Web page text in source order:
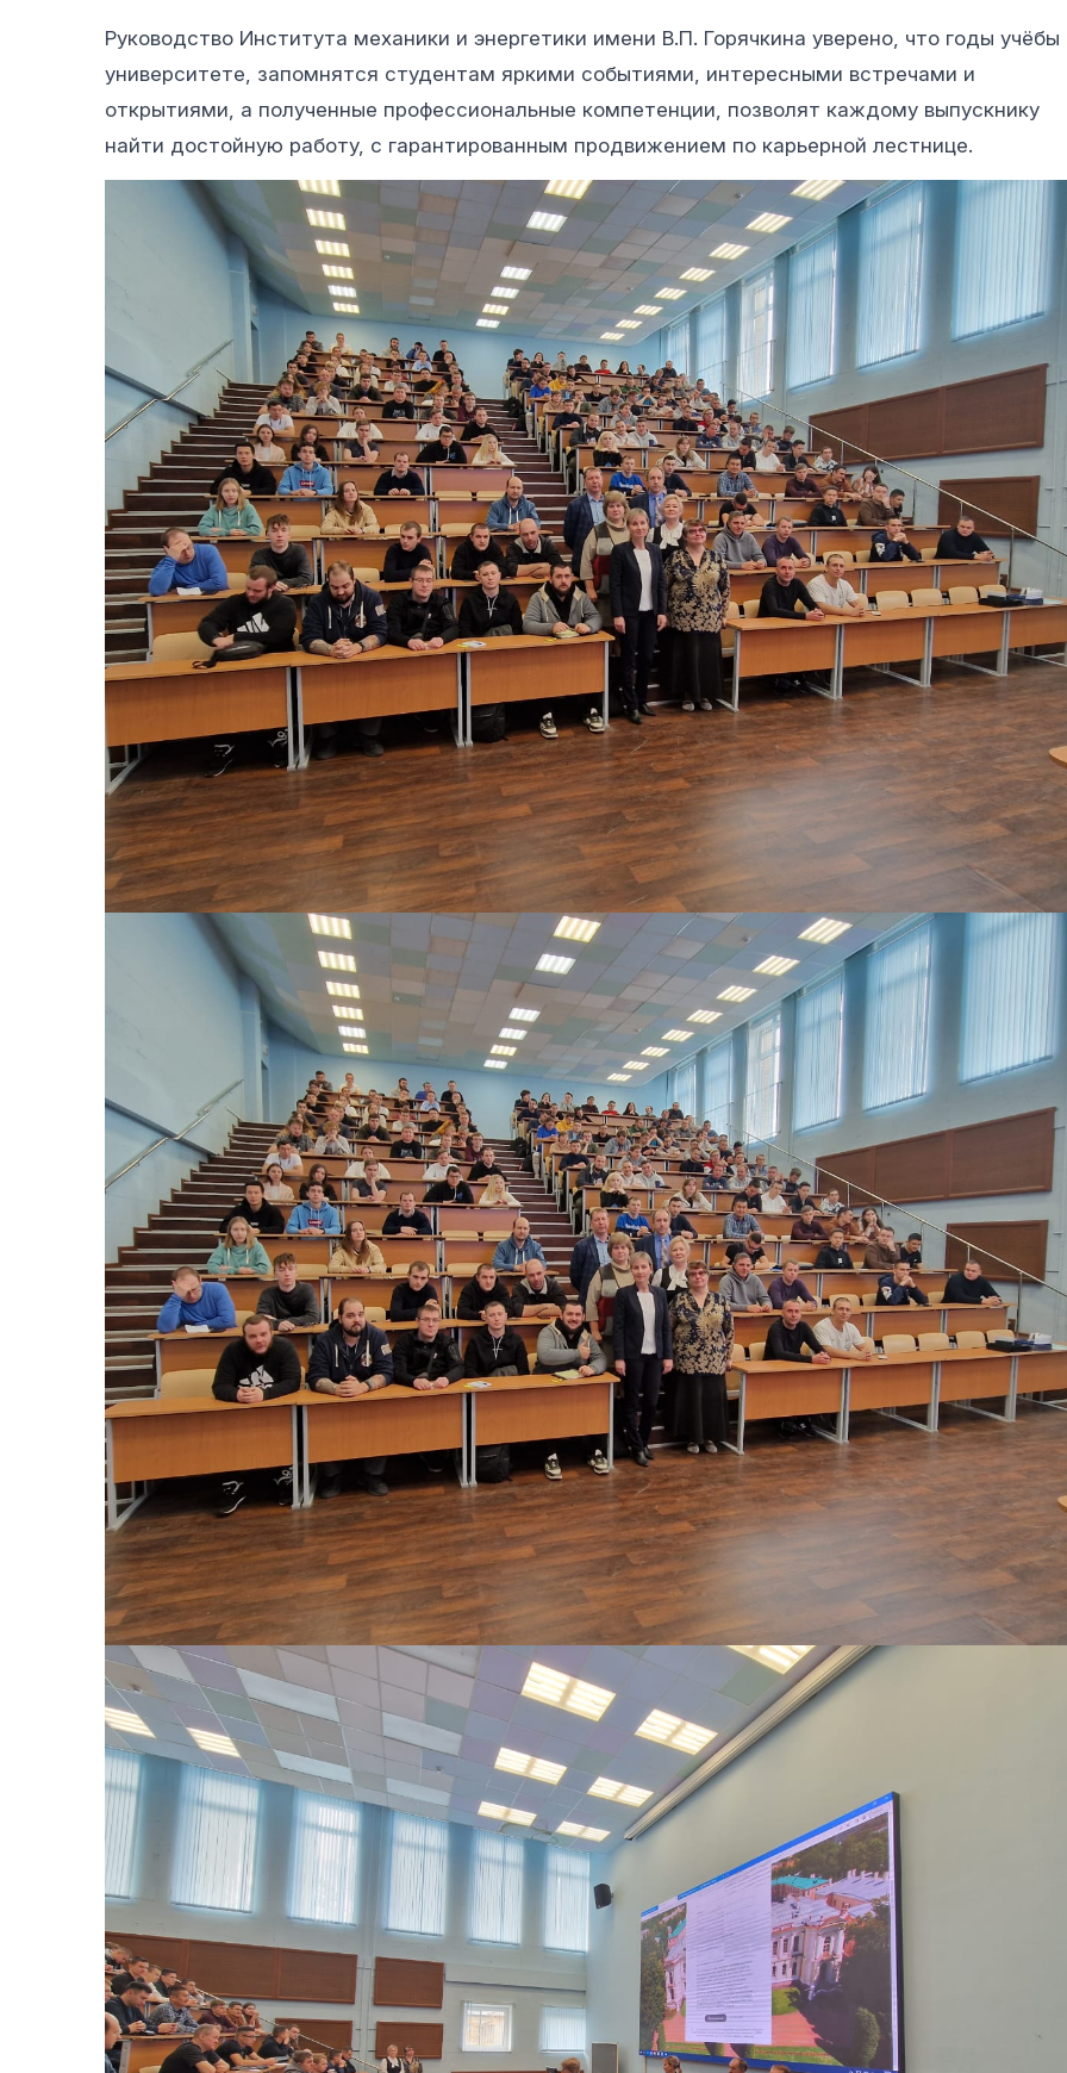
Руководство Института механики и энергетики имени В.П. Горячкина уверено, что годы учёбы
университете, запомнятся студентам яркими событиями, интересными встречами и
открытиями, а полученные профессиональные компетенции, позволят каждому выпускнику
найти достойную работу, с гарантированным продвижением по карьерной лестнице.